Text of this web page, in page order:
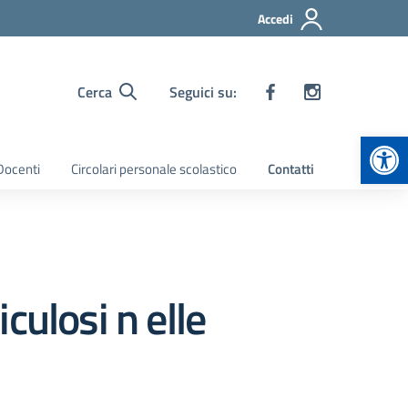
Accedi
Cerca Seguici su:
Circolari personale scolastico Contatti
n elle